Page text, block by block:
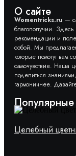
О сайте
Womentricks.ru —
благополучии.
рекомендации и
собой. Мы
которые помогут вам
самочувствие. Наша
поделиться
гармоничнее.
Популярные
Целебный